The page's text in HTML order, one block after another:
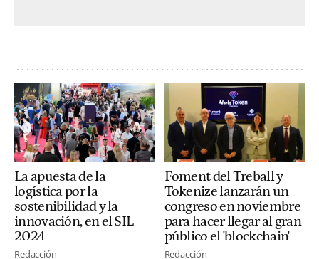
La apuesta de la
logística por la
sostenibilidad y la
innovación, en el SIL
2024
Redacción
Foment del Treball y
Tokenize lanzarán un
congreso en noviembre
para hacer llegar al gran
público el 'blockchain'
Redacción